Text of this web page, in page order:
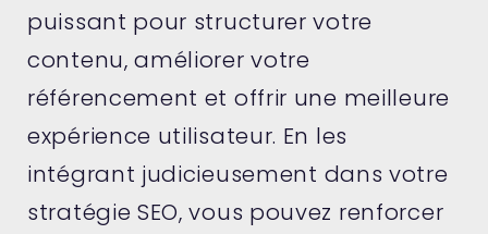
puissant pour structurer votre
contenu, améliorer votre
référencement et offrir une meilleure
expérience utilisateur. En les
intégrant judicieusement dans votre
stratégie SEO, vous pouvez renforcer